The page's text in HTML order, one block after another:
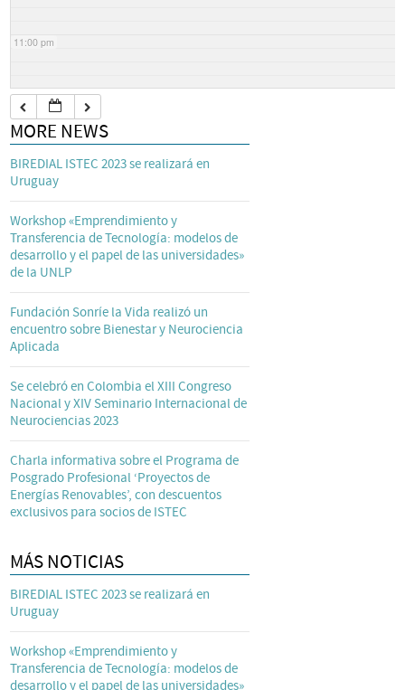
11:00 pm
MORE NEWS
BIREDIAL ISTEC 2023 se realizará en
Uruguay
Workshop «Emprendimiento y
Transferencia de Tecnología: modelos de
desarrollo y el papel de las universidades»
de la UNLP
Fundación Sonríe la Vida realizó un
encuentro sobre Bienestar y Neurociencia
Aplicada
Se celebró en Colombia el XIII Congreso
Nacional y XIV Seminario Internacional de
Neurociencias 2023
Charla informativa sobre el Programa de
Posgrado Profesional ‘Proyectos de
Energías Renovables’, con descuentos
exclusivos para socios de ISTEC
MÁS NOTICIAS
BIREDIAL ISTEC 2023 se realizará en
Uruguay
Workshop «Emprendimiento y
Transferencia de Tecnología: modelos de
desarrollo y el papel de las universidades»